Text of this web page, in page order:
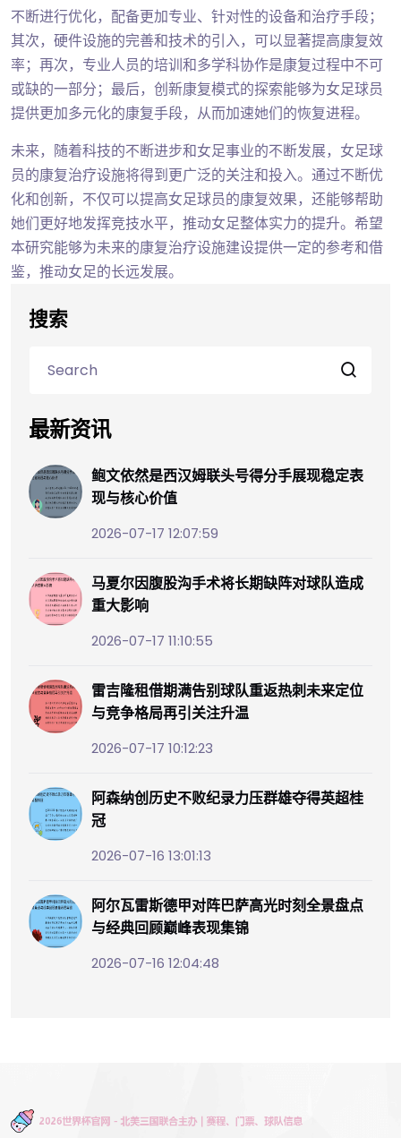
不断进行优化，配备更加专业、针对性的设备和治疗手段；
其次，硬件设施的完善和技术的引入，可以显著提高康复效
率；再次，专业人员的培训和多学科协作是康复过程中不可
或缺的一部分；最后，创新康复模式的探索能够为女足球员
提供更加多元化的康复手段，从而加速她们的恢复进程。
未来，随着科技的不断进步和女足事业的不断发展，女足球
员的康复治疗设施将得到更广泛的关注和投入。通过不断优
化和创新，不仅可以提高女足球员的康复效果，还能够帮助
她们更好地发挥竞技水平，推动女足整体实力的提升。希望
本研究能够为未来的康复治疗设施建设提供一定的参考和借
鉴，推动女足的长远发展。
搜索
最新资讯
鲍文依然是西汉姆联头号得分手展现稳定表
现与核心价值
2026-07-17 12:07:59
马夏尔因腹股沟手术将长期缺阵对球队造成
重大影响
2026-07-17 11:10:55
雷吉隆租借期满告别球队重返热刺未来定位
与竞争格局再引关注升温
2026-07-17 10:12:23
阿森纳创历史不败纪录力压群雄夺得英超桂
冠
2026-07-16 13:01:13
阿尔瓦雷斯德甲对阵巴萨高光时刻全景盘点
与经典回顾巅峰表现集锦
2026-07-16 12:04:48